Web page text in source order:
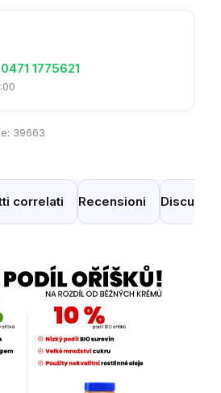
1775621
39663
correlati Recensioni